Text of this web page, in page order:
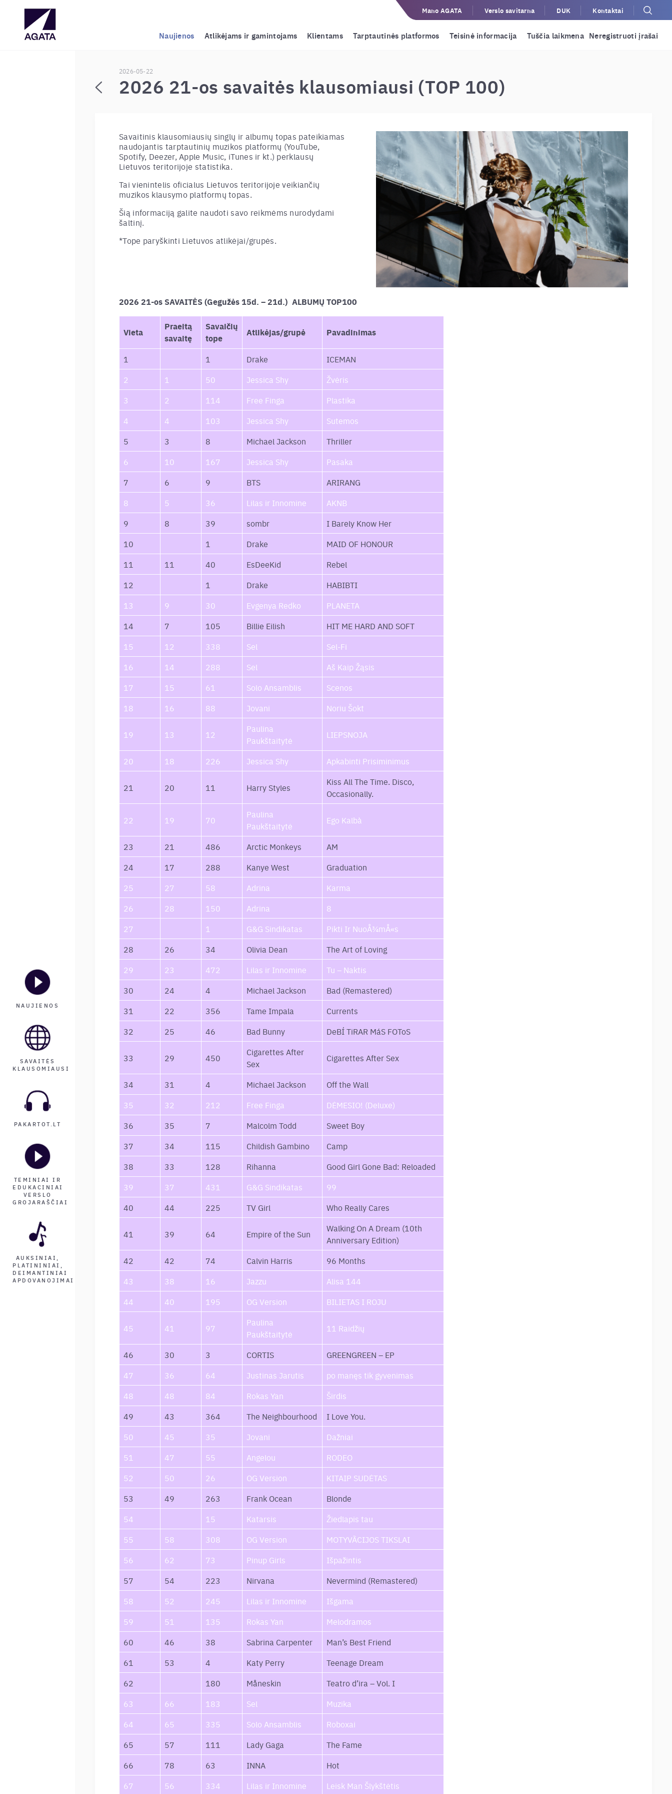
Mano AGATA Verslo savitarna DUK Kontaktai
Naujienos Atlikėjams ir gamintojams Klientams Tarptautinės platformos Teisinė informacija Tuščia laikmena Neregistruoti įrašai
NAUJIENOS
SAVAITĖS
KLAUSOMIAUSI
PAKARTOT.LT
TEMINIAI IR
EDUKACINIAI
VERSLO
GROJARAŠČIAI
AUKSINIAI,
PLATININIAI,
DEIMANTINIAI
APDOVANOJIMAI
2026-05-22
2026 21-os savaitės klausomiausi (TOP 100)
Savaitinis klausomiausių singlų ir albumų topas pateikiamas
naudojantis tarptautinių muzikos platformų (YouTube,
Spotify, Deezer, Apple Music, iTunes ir kt.) perklausų
Lietuvos teritorijoje statistika.
Tai vienintelis oficialus Lietuvos teritorijoje veikiančių
muzikos klausymo platformų topas.
Šią informaciją galite naudoti savo reikmėms nurodydami
šaltinį.
*Tope paryškinti Lietuvos atlikėjai/grupės.
2026 21-os SAVAITĖS (Gegužės 15d. – 21d.) ALBUMŲ TOP100
Vieta
Praeitą
savaitę
Savaičių
tope
Atlikėjas/grupė Pavadinimas
1 1 Drake
ICEMAN
2
1 50 Jessica Shy
Žvėris
3
2 114 Free Finga
Plastika
4
4 103 Jessica Shy
Sutemos
5
3 8 Michael Jackson
Thriller
6
10 167 Jessica Shy
Pasaka
7
6 9 BTS
ARIRANG
8
5 36 Lilas ir Innomine
AKNB
9
8 39 sombr
I Barely Know Her
10
1 Drake
MAID OF HONOUR
11
11 40 EsDeeKid
Rebel
12
1 Drake
HABIBTI
13
9 30 Evgenya Redko
PLANETA
14
7 105 Billie Eilish
HIT ME HARD AND SOFT
15
12 338 Sel
Sel-Fi
16
14 288 Sel
Aš Kaip Žąsis
17
15 61 Solo Ansamblis
Scenos
18
16 88 Jovani Noriu Šokt
19 13 12
Paulina
Paukštaitytė
LIEPSNOJA
20 18 226 Jessica Shy Apkabinti Prisiminimus
21 20 11 Harry Styles
Kiss All The Time. Disco,
Occasionally.
22 19 70
Paulina
Paukštaitytė
Ego Kalbà
23 21 486 Arctic Monkeys
AM
24
17 288 Kanye West
Graduation
25
27 58 Adrina
Karma
26
28 150 Adrina
8
27
1 G&G Sindikatas
Pikti Ir NuoÅ¾mÅ«s
28
26 34 Olivia Dean
The Art of Loving
29
23 472 Lilas ir Innomine
Tu – Naktis
30
24 4 Michael Jackson
Bad (Remastered)
31
22 356 Tame Impala
Currents
32
25 46 Bad Bunny DeBÍ TiRAR MáS FOToS
33 29 450
Cigarettes After
Sex
Cigarettes After Sex
34 31 4 Michael Jackson
Off the Wall
35
32 212 Free Finga
DĖMESIO! (Deluxe)
36
35 7 Malcolm Todd
Sweet Boy
37
34 115 Childish Gambino
Camp
38
33 128 Rihanna
Good Girl Gone Bad: Reloaded
39
37 431 G&G Sindikatas
99
40
44 225 TV Girl Who Really Cares
41 39 64 Empire of the Sun
Walking On A Dream (10th
Anniversary Edition)
42
42 74 Calvin Harris
96 Months
43
38 16 Jazzu
Alisa 144
44
40 195 OG Version BILIETAS I ROJU
45 41 97
Paulina
Paukštaitytė
11 Raidžių
46 30 3 CORTIS
GREENGREEN – EP
47
36 64 Justinas Jarutis
po manęs tik gyvenimas
48
48 84 Rokas Yan
Širdis
49
43 364 The Neighbourhood
I Love You.
50
45 35 Jovani
Dažniai
51
47 55 Angelou
RODEO
52
50 26 OG Version
KITAIP SUDĖTAS
53
49 263 Frank Ocean
Blonde
54
15 Katarsis
Žiedlapis tau
55
58 308 OG Version
MOTYVÃCIJOS TIKSLAI
56
62 73 Pinup Girls
Išpažintis
57
54 223 Nirvana
Nevermind (Remastered)
58
52 245 Lilas ir Innomine
Išgama
59
51 135 Rokas Yan
Melodramos
60
46 38 Sabrina Carpenter
Man’s Best Friend
61
53 4 Katy Perry
Teenage Dream
62
180 Måneskin
Teatro d’ira – Vol. I
63
66 183 Sel
Muzika
64
65 335 Solo Ansamblis
Roboxai
65
57 111 Lady Gaga
The Fame
66
78 63 INNA
Hot
67
56 334 Lilas ir Innomine Leisk Man Šlykštėtis